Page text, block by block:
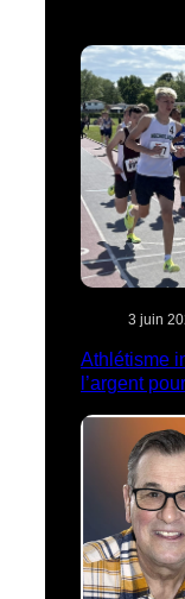
3 juin
Athlétisme
l’argent